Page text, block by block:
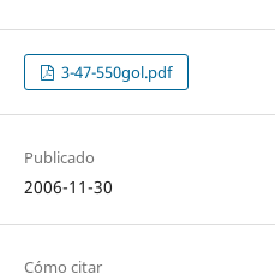
3-47-550gol.pdf
Publicado
2006-11-30
Cómo citar